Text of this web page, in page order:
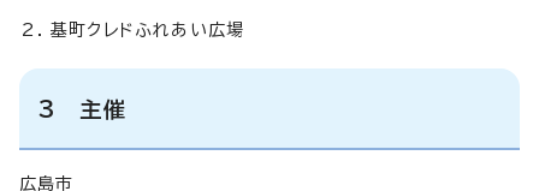
基町クレドふれあい広場
3 主催
広島市